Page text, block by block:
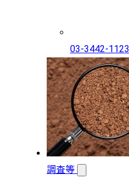
03-3442-1123
調査等